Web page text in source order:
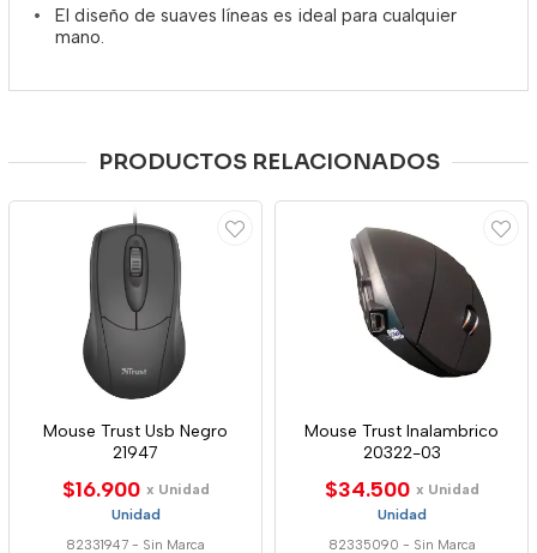
El diseño de suaves líneas es ideal para cualquier
mano.
PRODUCTOS RELACIONADOS
Mouse Trust Usb Negro
21947
$16.900 x Unidad
Unidad
82331947 - Sin Marca
Mouse Trust Inalambrico
20322-03
$34.500 x Unidad
Unidad
82335090 - Sin Marca